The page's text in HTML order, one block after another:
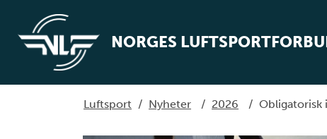
NORGES
Luftsport / Nyheter / 2026 / Obligatorisk